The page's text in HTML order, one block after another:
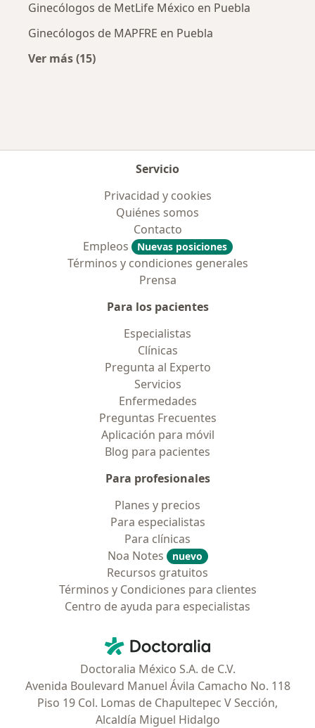
Ginecólogos de MetLife México en Puebla
Ginecólogos de MAPFRE en Puebla
Ver más (15)
Servicio
Privacidad y cookies
Quiénes somos
Contacto
Empleos
Nuevas posiciones
Términos y condiciones generales
Prensa
Para los pacientes
Especialistas
Clínicas
Pregunta al Experto
Servicios
Enfermedades
Preguntas Frecuentes
Aplicación para móvil
Blog para pacientes
Para profesionales
Planes y precios
Para especialistas
Para clínicas
Noa Notes
nuevo
Recursos gratuitos
Términos y Condiciones para clientes
Centro de ayuda para especialistas
Doctoralia - Página de inicio
Doctoralia México S.A. de C.V.
Avenida Boulevard Manuel Ávila Camacho No. 118
Piso 19 Col. Lomas de Chapultepec V Sección,
Alcaldía Miguel Hidalgo